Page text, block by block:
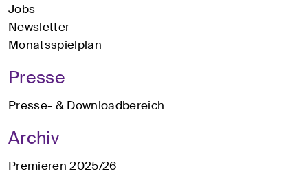
Jobs
Newsletter
Monatsspielplan
Presse
Presse- & Downloadbereich
Archiv
Premieren 2025/26